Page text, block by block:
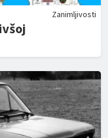
Zanimljivosti